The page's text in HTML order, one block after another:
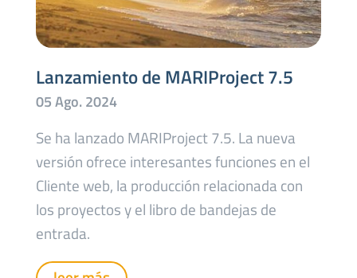
Lanzamiento de MARIProject 7.5
Se ha lanzado MARIProject 7.5. La nueva
versión ofrece interesantes funciones en el
Cliente web, la producción relacionada con
los proyectos y el libro de bandejas de
entrada.